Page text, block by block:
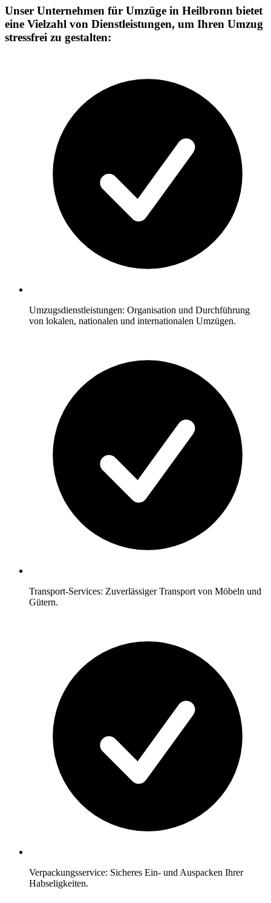
Unser Unternehmen für Umzüge in Heilbronn bietet
eine Vielzahl von Dienstleistungen, um Ihren Umzug
stressfrei zu gestalten:
Umzugsdienstleistungen: Organisation und Durchführung
von lokalen, nationalen und internationalen Umzügen.
Transport-Services: Zuverlässiger Transport von Möbeln und
Gütern.
Verpackungsservice: Sicheres Ein- und Auspacken Ihrer
Habseligkeiten.